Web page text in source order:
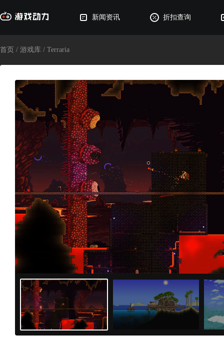
新闻资讯 折扣查询
首页 / 游戏库 / Terraria